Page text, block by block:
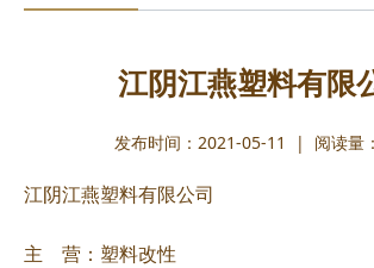
江阴江燕塑料有限
发布时间：2021-05-11 | 阅读量：
江阴江燕塑料有限公司
主 营：塑料改性